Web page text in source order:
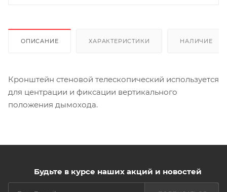
ОПИСАНИЕ ХАРАКТЕРИСТИКИ НАЛИЧИЕ
Кронштейн стеновой телескопический используется
для центрации и фиксации вертикального
положения дымохода.
Будьте в курсе наших акций и новостей